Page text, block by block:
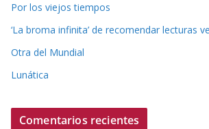
Por los viejos tiempos
‘La broma infinita’ de recomendar lecturas
Otra del Mundial
Lunática
Comentarios recientes